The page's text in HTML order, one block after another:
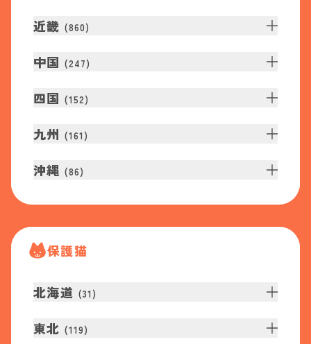
近畿 (860)
中国 (247)
四国 (152)
九州 (161 )
沖縄 (86)
保護猫
北海道 (31 )
東北 (119)